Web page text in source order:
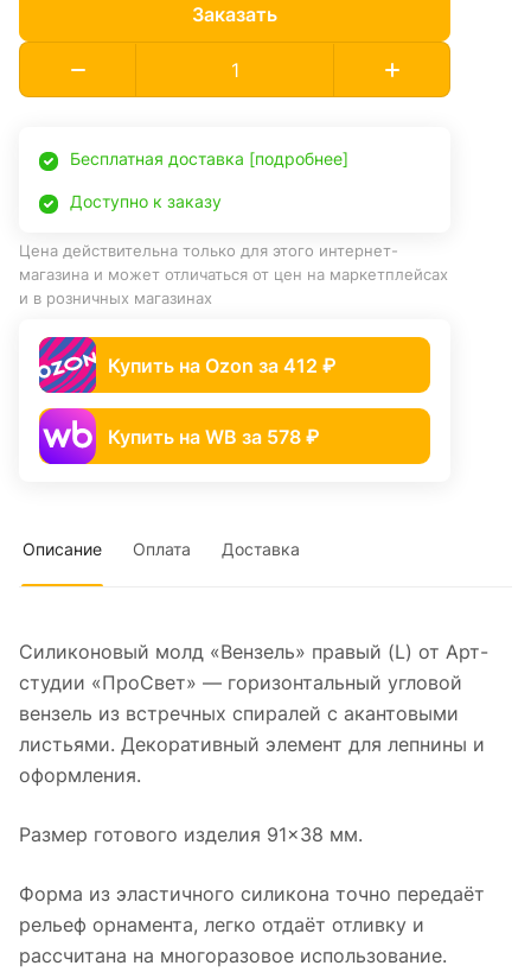
Заказать
Бесплатная доставка [подробнее]
Доступно к заказу
Цена действительна только для этого интернет-
магазина и может отличаться от цен на маркетплейсах
и в розничных магазинах
Купить на Ozon за 412 ₽
Купить на WB за 578 ₽
Описание Оплата Доставка
Силиконовый молд «Вензель» правый (L) от Арт-
студии «ПроСвет» — горизонтальный угловой
вензель из встречных спиралей с акантовыми
листьями. Декоративный элемент для лепнины и
оформления.
Размер готового изделия 91×38 мм.
Форма из эластичного силикона точно передаёт
рельеф орнамента, легко отдаёт отливку и
рассчитана на многоразовое использование.